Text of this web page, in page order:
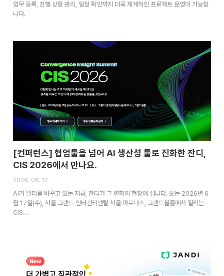
업무 등록, 진행 상황 관리, 일정 확인까지 더욱 체계적인 프로젝트 운영이 가능합
니다.
[컨퍼런스] 협업툴을 넘어 AI 생산성 툴로 진화한 잔디,
CIS 2026에서 만나요.
2026. 06. 12
AI가 일터를 바꾸고 있는 지금, 잔디가 그 변화의 현장에 섭니다. 오는 2026년 6
월 17일(수), 서울 그랜드 인터컨티넨탈 서울 파르나스, 그랜드볼룸에서 열리는
CIS…